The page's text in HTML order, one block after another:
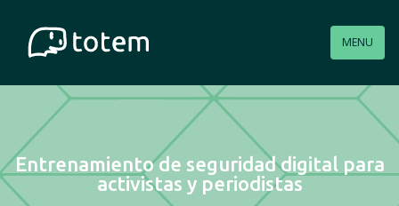
MENU
Entrenamiento de seguridad digital para
activistas y periodistas